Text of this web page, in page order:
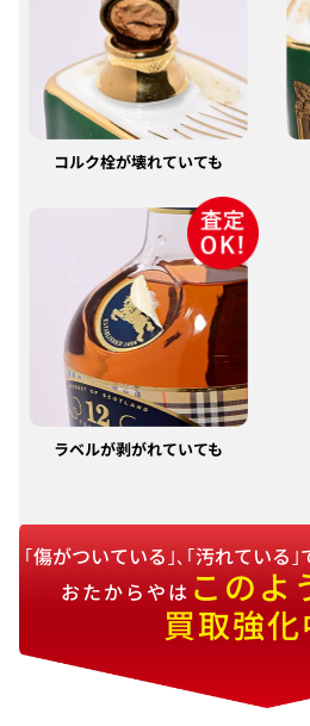
コルク栓が壊れていても
ラベルが剥がれていても
｢傷がついている｣､｢汚れている｣
おたからやは このよ
買取強化